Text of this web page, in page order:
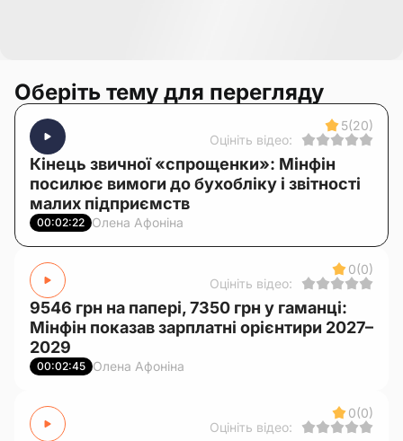
Оберіть тему для перегляду
5(20)
Оцініть відео:
Кінець звичної «спрощенки»: Мінфін
посилює вимоги до бухобліку і звітності
малих підприємств
00:02:22 Олена Афоніна
0(0)
Оцініть відео:
9546 грн на папері, 7350 грн у гаманці:
Мінфін показав зарплатні орієнтири 2027–
2029
00:02:45 Олена Афоніна
0(0)
Оцініть відео: